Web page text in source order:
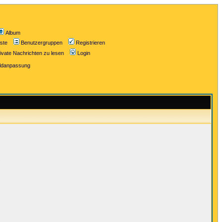
Album
Benutzergruppen
Registrieren
Nachrichten zu lesen Login